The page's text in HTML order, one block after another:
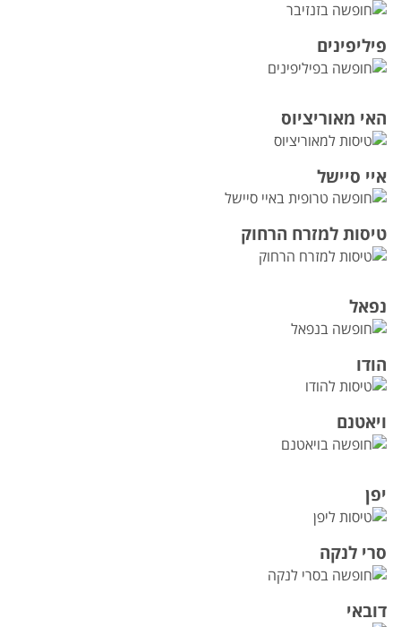
פיליפינים
האי מאוריציוס
איי סיישל
טיסות למזרח הרחוק
נפאל
הודו
ויאטנם
יפן
סרי לנקה
דובאי